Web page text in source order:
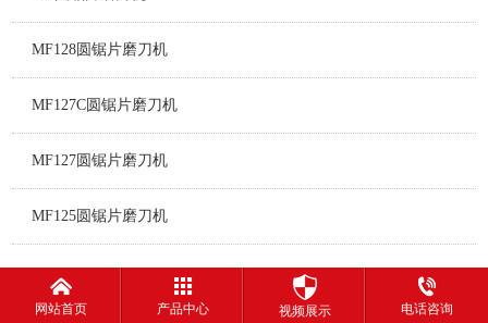
MF128圆锯片磨刀机
MF127C圆锯片磨刀机
MF127圆锯片磨刀机
MF125圆锯片磨刀机
网站首页 产品中心 视频展示 电话咨询